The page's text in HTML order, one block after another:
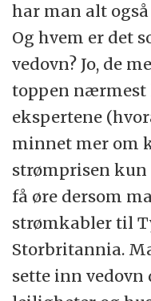
har man alt
Og hvem er det
vedovn? Jo, de
toppen nærmest
ekspertene
minnet mer om
strømprisen kun
få øre dersom
strømkabler til
Storbritannia.
sette inn vedovn